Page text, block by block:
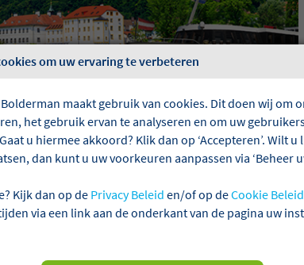
Aanbetalen niet verplicht Laagste
37 reizen gevonden
om uw ervaring te verbeteren
maakt gebruik van cookies. Dit doen wij om
het gebruik ervan te analyseren en om uw
u hiermee akkoord? Klik dan op ‘Accepteren’. Wilt
dan kunt u uw voorkeuren aanpassen via ‘Beheer
Kijk dan op de Privacy Beleid en/of op deCookie Beleid
via een link aan de onderkant van de pagina uw